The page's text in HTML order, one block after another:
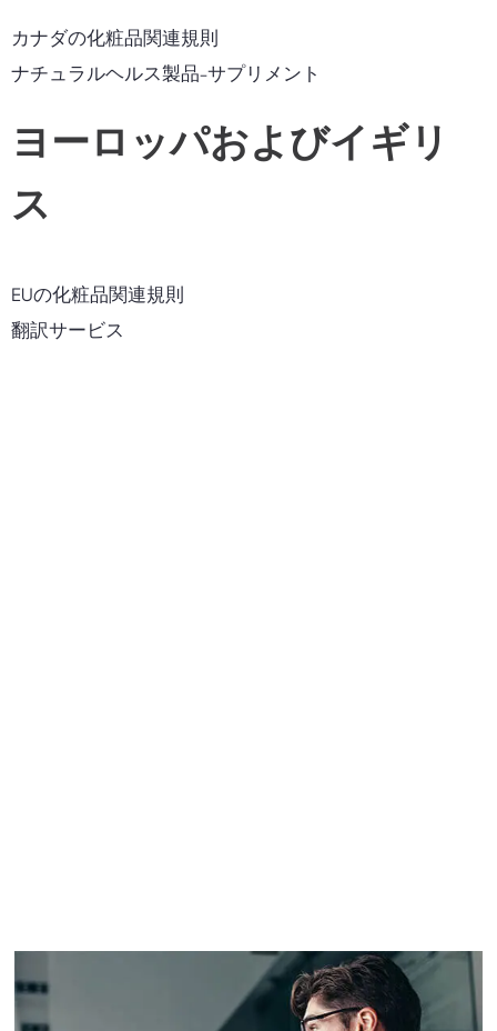
カナダの化粧品関連規則
ナチュラルヘルス製品-サプリメント
ヨーロッパおよびイギリ
ス
EUの化粧品関連規則
翻訳サービス